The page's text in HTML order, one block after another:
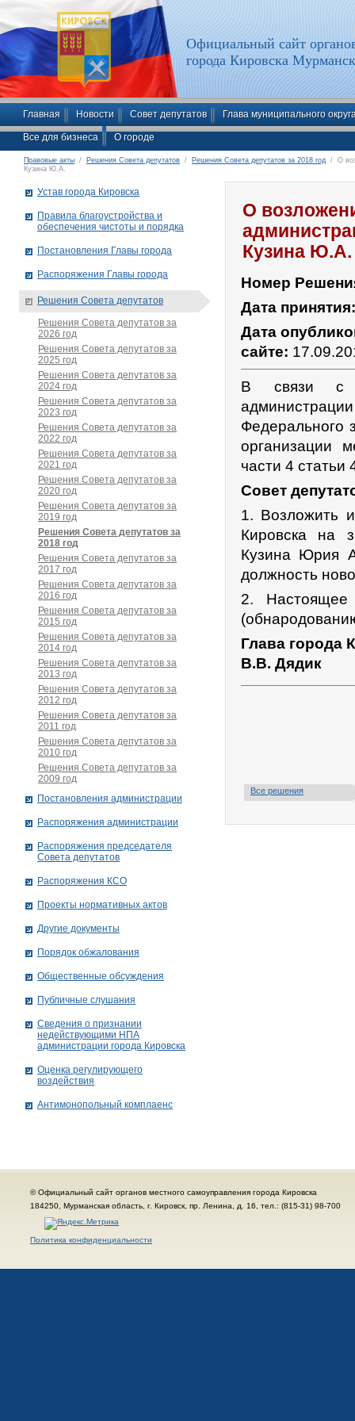
Официальный сайт
города Кировска
Главная Новости Совет депутатов Глава муниципального
Все для бизнеса О городе
Правовые акты / Решения Совета депутатов / Решения Совета депутатов за 2018 год / О
Кузина Ю.А.
О
Кузина Ю.А.
Номер
Дата
Дата
сайте:
В связи с
организации
части 4 статьи
Совет
1. Возложить
Кировска на
Кузина Юрия
должность
2. Настоящее
Глава города
В.В. Дядик
Все решения
Устав города Кировска
Правила благоустройства и
обеспечения чистоты и порядка
Постановления Главы города
Распоряжения Главы города
Решения Совета депутатов
Решения Совета депутатов за
2026 год
Решения Совета депутатов за
2025 год
Решения Совета депутатов за
2024 год
Решения Совета депутатов за
2023 год
Решения Совета депутатов за
2022 год
Решения Совета депутатов за
2021 год
Решения Совета депутатов за
2020 год
Решения Совета депутатов за
2019 год
Решения Совета депутатов за
2018 год
Решения Совета депутатов за
2017 год
Решения Совета депутатов за
2016 год
Решения Совета депутатов за
2015 год
Решения Совета депутатов за
2014 год
Решения Совета депутатов за
2013 год
Решения Совета депутатов за
2012 год
Решения Совета депутатов за
2011 год
Решения Совета депутатов за
2010 год
Решения Совета депутатов за
2009 год
Постановления администрации
Распоряжения администрации
Распоряжения председателя
Совета депутатов
Распоряжения КСО
Проекты нормативных актов
Другие документы
Порядок обжалования
Общественные обсуждения
Публичные слушания
Сведения о признании
недействующими НПА
администрации города Кировскa
Оценка регулирующего
воздействия
Антимонопольный комплаенс
© Официальный сайт органов местного самоуправления города Кировска
184250, Мурманская область, г. Кировск, пр. Ленина, д. 16, тел.: (815-31) 98-700
Политика конфиденциальности